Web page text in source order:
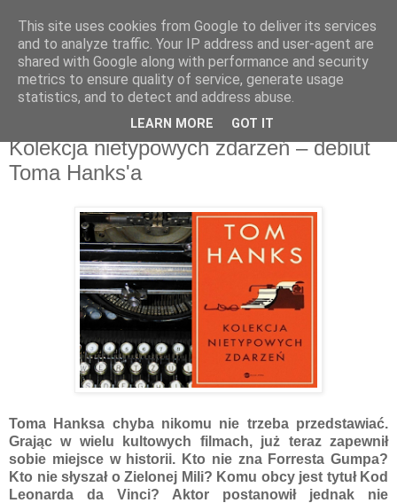
Recenzje na widelcu
Portal kulturalny - książki, recenzje, inspiracje, konkursy.
środa, 27 grudnia 2017
Kolekcja nietypowych zdarzeń – debiut
Toma Hanks'a
Toma Hanksa chyba nikomu nie trzeba przedstawiać.
Grając w wielu kultowych filmach, już teraz zapewnił
sobie miejsce w historii. Kto nie zna Forresta Gumpa?
Kto nie słyszał o Zielonej Mili? Komu obcy jest tytuł Kod
Leonarda da Vinci? Aktor postanowił jednak nie
This site uses cookies from Google to deliver its services
and to analyze traffic. Your IP address and user-agent are
shared with Google along with performance and security
metrics to ensure quality of service, generate usage
statistics, and to detect and address abuse.
LEARN MORE GOT IT